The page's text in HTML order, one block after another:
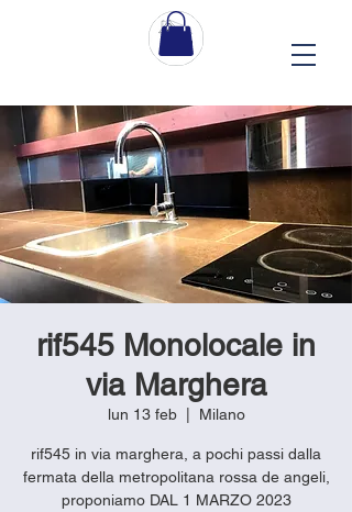
rif545 Monolocale in
via Marghera
lun 13 feb
  |
Milano
rif545 in via marghera, a pochi passi dalla
fermata della metropolitana rossa de angeli,
proponiamo DAL 1 MARZO 2023